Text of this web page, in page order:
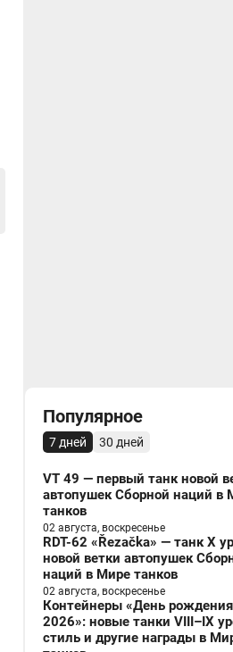
Популярное
7 дней 30 дней
VT 49 — первый танк новой
автопушек Сборной наций в
танков
02 августа, воскресенье
RDT-62 «Řezačka» — танк X
новой ветки автопушек
наций в Мире танков
02 августа, воскресенье
Контейнеры «День рождения
2026»: новые танки VIII–IX
стиль и другие награды в